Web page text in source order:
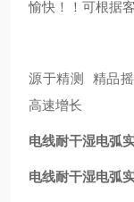
愉快！！可根据
源于精测 精品
高速增长
电线耐干湿电弧
电线耐干湿电弧